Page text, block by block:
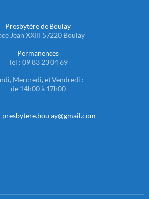
Presbytère de Boulay
Jean XXIII 57220 Boulay
Permanences
Tel : 09 83 23 04 69
Mercredi, et Vendredi :
de 14h00 à 17h00
presbytere.boulay@gmail.com